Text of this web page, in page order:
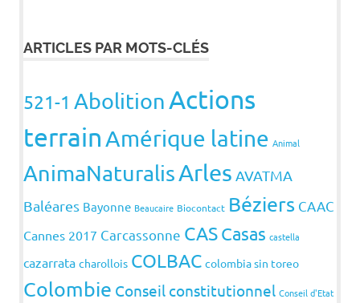
ARTICLES PAR MOTS-CLÉS
521-1 AbolitionActions
terrainAmérique latine Animal
AnimaNaturalisArles AVATMA
Baléares Bayonne Beaucaire Biocontact Béziers CAAC
Cannes 2017 Carcassonne CASCasas castella
cazarrata charollois COLBAC colombia sin toreo
Colombie Conseil constitutionnel Conseil d'Etat